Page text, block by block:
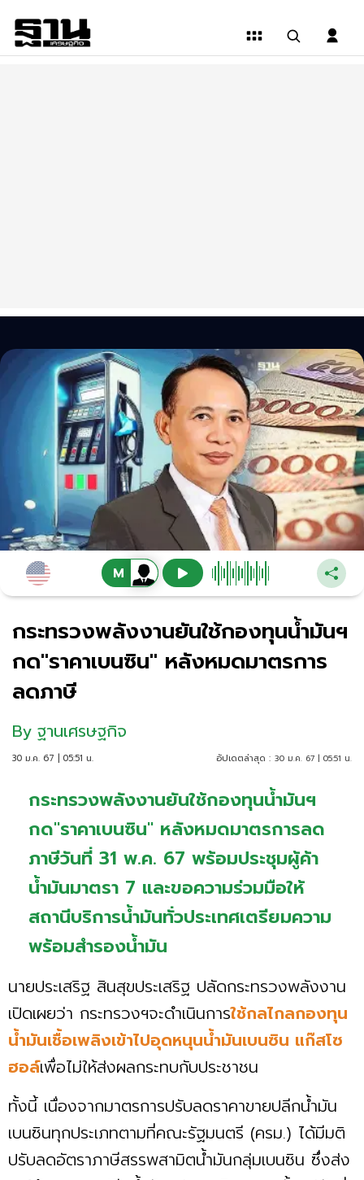
กระทรวงพลังงานยันใช้กองทุนน้ำมันฯ
กด"ราคาเบนซิน" หลังหมดมาตรการ
ลดภาษี
By ฐานเศรษฐกิจ
30 ม.ค. 67 | 05:51 น. อัปเดตล่าสุด : 30 ม.ค. 67 | 05:51 น.
กระทรวงพลังงานยันใช้กองทุนน้ำมันฯ
กด"ราคาเบนซิน" หลังหมดมาตรการลด
ภาษีวันที่ 31 พ.ค. 67 พร้อมประชุมผู้ค้า
น้ำมันมาตรา 7 และขอความร่วมมือให้
สถานีบริการน้ำมันทั่วประเทศเตรียมความ
พร้อมสำรองน้ำมัน
นายประเสริฐ สินสุขประเสริฐ ปลัดกระทรวงพลังงาน
เปิดเผยว่า กระทรวงฯจะดำเนินการใช้กลไกลกองทุน
น้ำมันเชื้อเพลิงเข้าไปอุดหนุนน้ำมันเบนซิน แก๊สโซ
ฮอล์เพื่อไม่ให้ส่งผลกระทบกับประชาชน
ทั้งนี้ เนื่องจากมาตรการปรับลดราคาขายปลีกน้ำมัน
เบนซินทุกประเภทตามที่คณะรัฐมนตรี (ครม.) ได้มีมติ
ปรับลดอัตราภาษีสรรพสามิตน้ำมันกลุ่มเบนซิน ซึ่งส่ง